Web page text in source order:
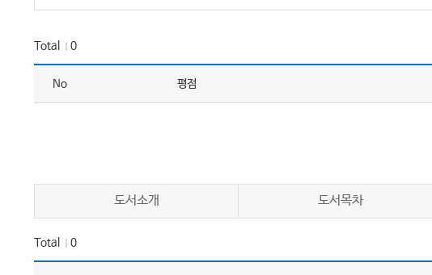
Total 0
No 평점
도서소개 도서목차
Total 0